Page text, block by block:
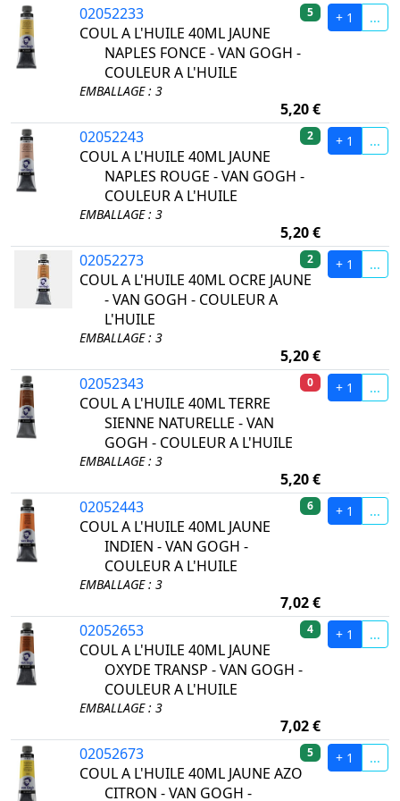
02052233
COUL A L'HUILE 40ML JAUNE
NAPLES FONCE - VAN GOGH -
COULEUR A L'HUILE
EMBALLAGE : 3
5
5,20 €
+ 1 ...
02052243
COUL A L'HUILE 40ML JAUNE
NAPLES ROUGE - VAN GOGH -
COULEUR A L'HUILE
EMBALLAGE : 3
2
5,20 €
+ 1 ...
02052273
COUL A L'HUILE 40ML OCRE JAUNE
- VAN GOGH - COULEUR A
L'HUILE
EMBALLAGE : 3
2
5,20 €
+ 1 ...
02052343
COUL A L'HUILE 40ML TERRE
SIENNE NATURELLE - VAN
GOGH - COULEUR A L'HUILE
EMBALLAGE : 3
0
5,20 €
+ 1 ...
02052443
COUL A L'HUILE 40ML JAUNE
INDIEN - VAN GOGH -
COULEUR A L'HUILE
EMBALLAGE : 3
6
7,02 €
+ 1 ...
02052653
COUL A L'HUILE 40ML JAUNE
OXYDE TRANSP - VAN GOGH -
COULEUR A L'HUILE
EMBALLAGE : 3
4
7,02 €
+ 1 ...
02052673
COUL A L'HUILE 40ML JAUNE AZO
CITRON - VAN GOGH -
5 + 1 ...